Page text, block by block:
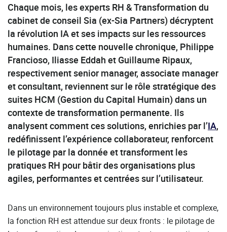
Chaque mois, les experts RH & Transformation du
cabinet de conseil Sia (ex-Sia Partners) décryptent
la révolution IA et ses impacts sur les ressources
humaines. Dans cette nouvelle chronique, Philippe
Francioso, Iliasse Eddah et Guillaume Ripaux,
respectivement senior manager, associate manager
et consultant, reviennent sur le rôle stratégique des
suites HCM (Gestion du Capital Humain) dans un
contexte de transformation permanente. Ils
analysent comment ces solutions, enrichies par l’IA,
redéfinissent l’expérience collaborateur, renforcent
le pilotage par la donnée et transforment les
pratiques RH pour bâtir des organisations plus
agiles, performantes et centrées sur l’utilisateur.
Dans un environnement toujours plus instable et complexe,
la fonction RH est attendue sur deux fronts : le pilotage de